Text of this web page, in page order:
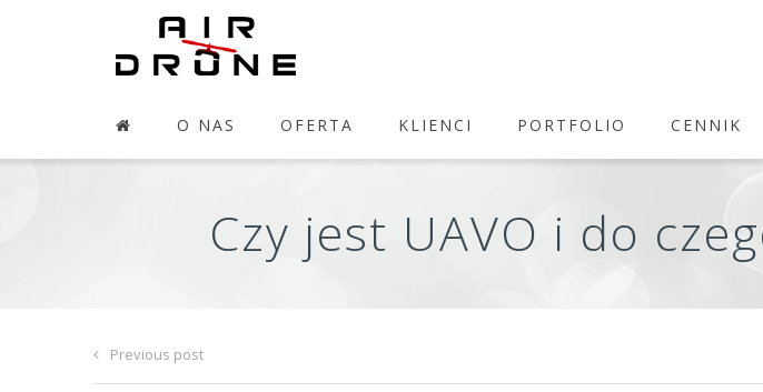
O NAS OFERTA KLIENCI PORTFOLIO CENNIK
Czy jest UAVO i do
Previous post